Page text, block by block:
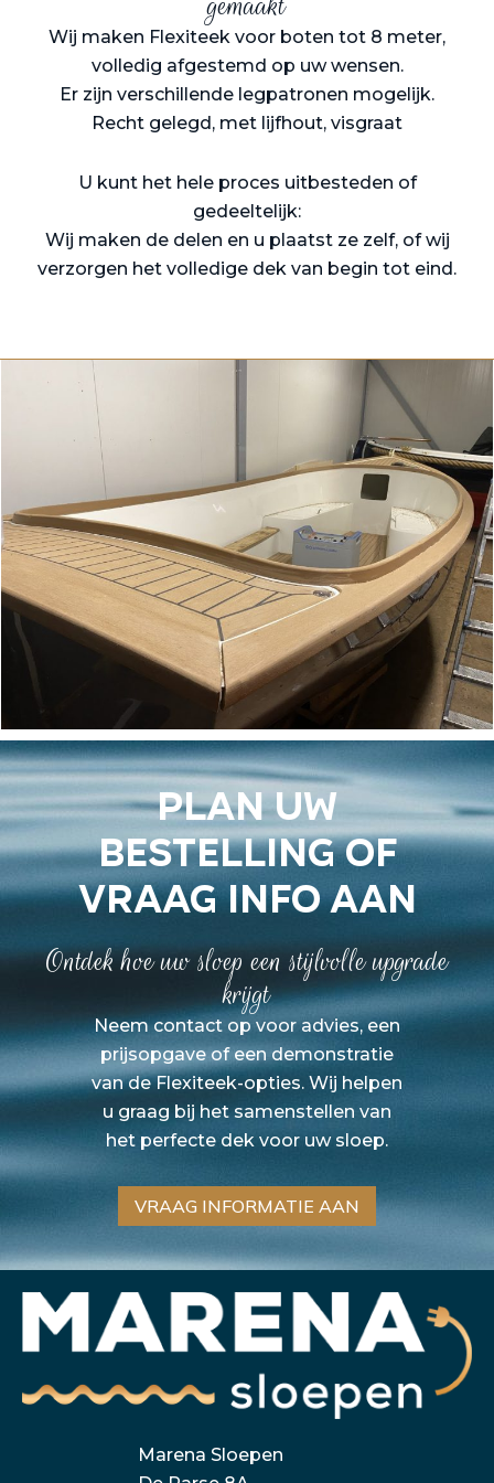
Wij maken Flexiteek voor boten tot 8 meter,
volledig afgestemd op uw wensen.
Er zijn verschillende legpatronen mogelijk.
Recht gelegd, met lijfhout, visgraat
U kunt het hele proces uitbesteden of
gedeeltelijk:
Wij maken de delen en u plaatst ze zelf, of wij
verzorgen het volledige dek van begin tot eind.
Plan uw
bestelling of
vraag info aan
Ontdek hoe uw sloep een stijlvolle upgrade
krijgt
Neem contact op voor advies, een
prijsopgave of een demonstratie
van de Flexiteek-opties. Wij helpen
u graag bij het samenstellen van
het perfecte dek voor uw sloep.
VRAAG INFORMATIE AAN
Marena Sloepen